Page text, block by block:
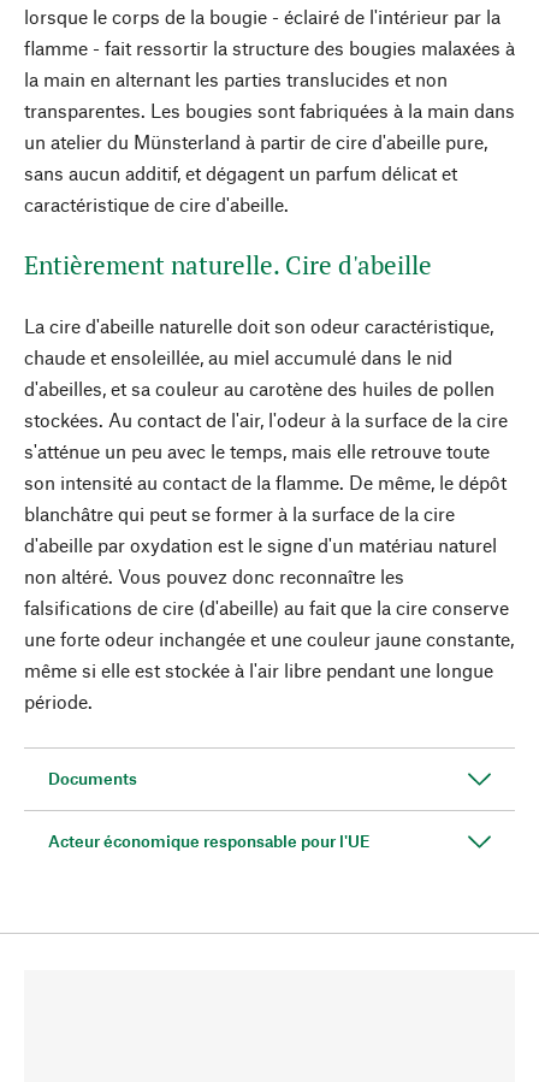
lorsque le corps de la bougie - éclairé de l'intérieur par la
flamme - fait ressortir la structure des bougies malaxées à
la main en alternant les parties translucides et non
transparentes. Les bougies sont fabriquées à la main dans
un atelier du Münsterland à partir de cire d'abeille pure,
sans aucun additif, et dégagent un parfum délicat et
caractéristique de cire d'abeille.
Entièrement naturelle. Cire d'abeille
La cire d'abeille naturelle doit son odeur caractéristique,
chaude et ensoleillée, au miel accumulé dans le nid
d'abeilles, et sa couleur au carotène des huiles de pollen
stockées. Au contact de l'air, l'odeur à la surface de la cire
s'atténue un peu avec le temps, mais elle retrouve toute
son intensité au contact de la flamme. De même, le dépôt
blanchâtre qui peut se former à la surface de la cire
d'abeille par oxydation est le signe d'un matériau naturel
non altéré. Vous pouvez donc reconnaître les
falsifications de cire (d'abeille) au fait que la cire conserve
une forte odeur inchangée et une couleur jaune constante,
même si elle est stockée à l'air libre pendant une longue
période.
Documents
Acteur économique responsable pour l'UE